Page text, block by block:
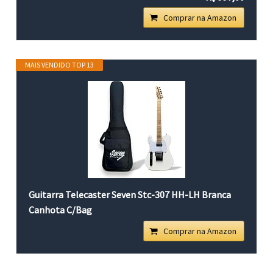
Comprar na Amazon
MAIS VENDIDO TOP 13
Guitarra Telecaster Seven Stc-307 HH-LH Branca
Canhota C/Bag
Comprar na Amazon